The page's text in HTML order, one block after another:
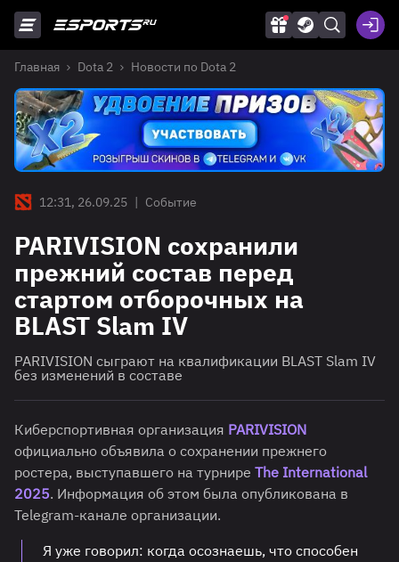
Главная Dota 2 Новости по Dota 2
12:31, 26.09.25 | Событие
PARIVISION сохранили
прежний состав перед
стартом отборочных на
BLAST Slam IV
PARIVISION сыграют на квалификации BLAST Slam IV
без изменений в составе
Киберспортивная организация PARIVISION
официально объявила о сохранении прежнего
ростера, выступавшего на турнире The International
2025. Информация об этом была опубликована в
Telegram-канале организации.
Я уже говорил: когда осознаешь, что способен